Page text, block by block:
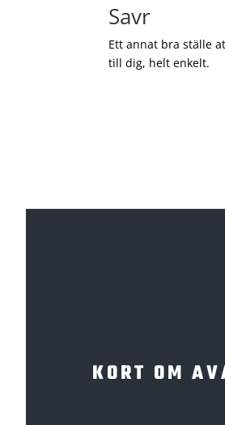
Savr
Ett annat bra ställe
till dig, helt enkelt.
KORT OM